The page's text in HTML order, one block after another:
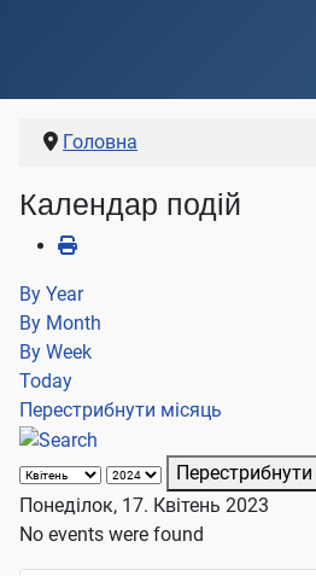
Головна
Календар подій
By Year
By Month
By Week
Today
Перестрибнути місяць
Понеділок, 17. Квітень 2023
No events were found